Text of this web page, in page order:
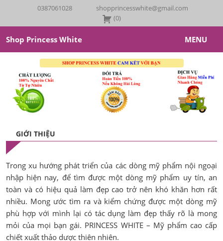
0387061028
shopprincesswhite@gmail.com
(0)
Shop Princess White MENU
Princess White
Giới Thiệu
Her Skin
Tin Tức – Khuyến Mãi
Feedback
Liên Hệ
GIỚI THIỆU
Trong xu hướng phát triển của các dòng mỹ phẩm nội ngoại
nhập hiện nay, để tìm được một dòng mỹ phẩm uy tín, an
toàn và có hiệu quả làm đẹp cao trở nên khó khăn hơn rất
nhiều. Mong ước tìm ra và kiểm chứng được một dòng mỹ
phù hợp với mình lại có tác dụng làm đẹp thấy rõ là mong
mỏi của mọi bạn gái. PRINCESS WHITE – Mỹ phẩm cao cấp
chiết xuất thảo dược thiên nhiên.